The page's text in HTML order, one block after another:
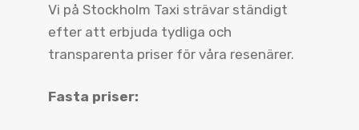
Vi på Stockholm Taxi strävar ständigt
efter att erbjuda tydliga och
transparenta priser för våra resenärer.
Fasta priser: